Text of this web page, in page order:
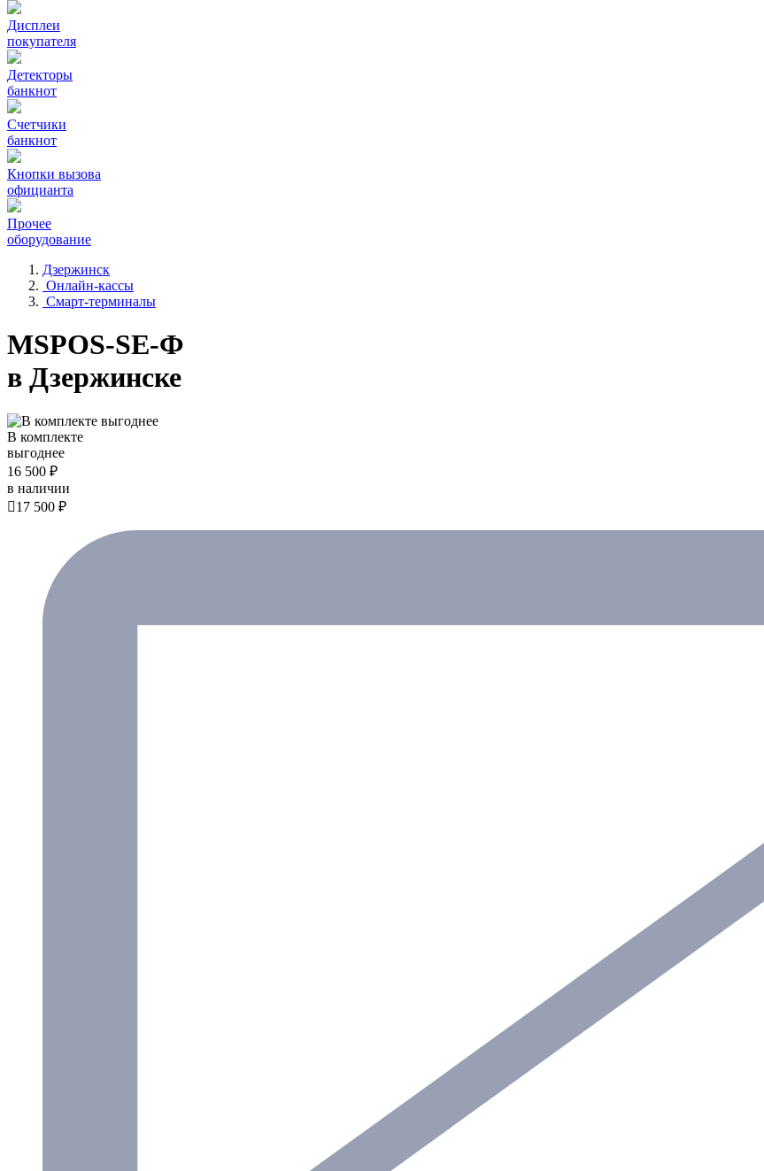
Дисплеи
покупателя
Детекторы
банкнот
Счетчики
банкнот
Кнопки вызова
официанта
Прочее
оборудование
Дзержинск
Онлайн-кассы
Смарт-терминалы
MSPOS-SE-Ф
в Дзержинске
В комплекте
выгоднее
16 500 ₽
в наличии
17 500 ₽